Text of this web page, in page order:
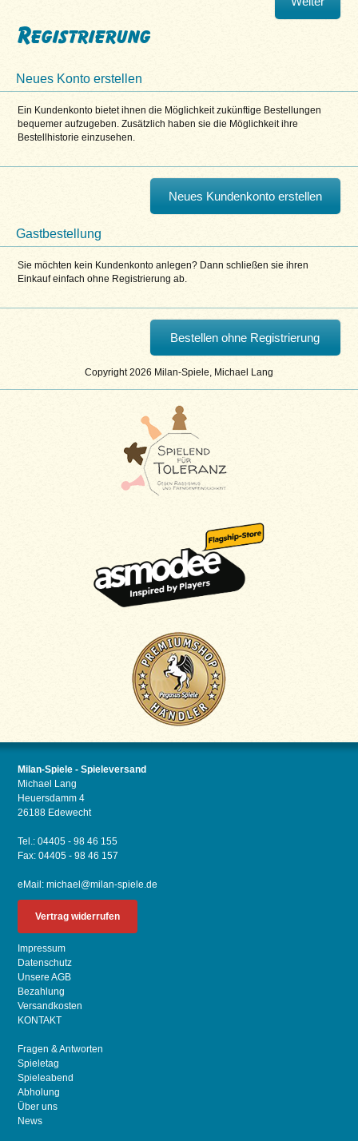
Copyright 2026 Milan-Spiele, Michael Lang
Registrierung
Neues Konto erstellen
Ein Kundenkonto bietet ihnen die Möglichkeit zukünftige Bestellungen
bequemer aufzugeben. Zusätzlich haben sie die Möglichkeit ihre
Bestellhistorie einzusehen.
Neues Kundenkonto erstellen
Gastbestellung
Sie möchten kein Kundenkonto anlegen? Dann schließen sie ihren
Einkauf einfach ohne Registrierung ab.
Bestellen ohne Registrierung
Milan-Spiele - Spieleversand
Michael Lang
Heuersdamm 4
26188 Edewecht
Tel.: 04405 - 98 46 155
Fax: 04405 - 98 46 157
eMail:michael@milan-spiele.de
Vertrag widerrufen
Impressum
Datenschutz
Unsere AGB
Bezahlung
Versandkosten
KONTAKT
Fragen & Antworten
Spieletag
Spieleabend
Abholung
Über uns
News